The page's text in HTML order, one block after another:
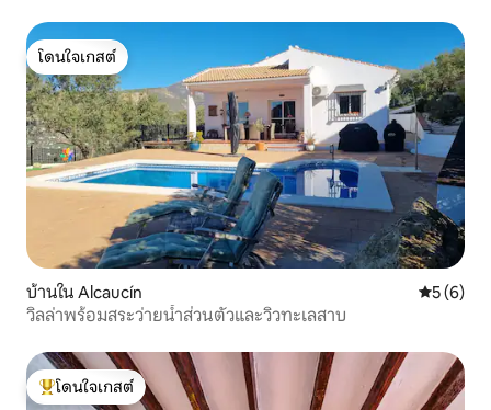
โดนใจเกสต์
โดนใจเกสต์
บ้านใน Alcaucín คะแนนเฉ
5 (6)
วิลล่าพร้อมสระว่ายน้ำส่วนตัวและวิวทะเลสาบ
โดนใจเกสต์ที่สุด
โดนใจเกสต์